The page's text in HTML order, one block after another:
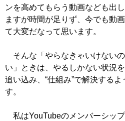
ンを高めてもらう動画なども出
ますが時間が足りず、今でも動
て大変だなって思います。
そんな「やらなきゃいけない
い」ときは、やるしかない状況
追い込み、“仕組み”で解決するよ
す。
私はYouTubeのメンバーシッ